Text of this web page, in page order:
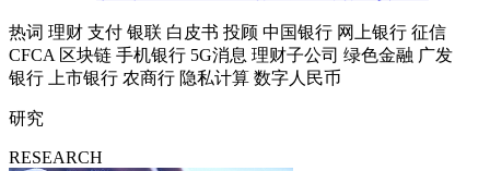
热词 理财 支付 银联 白皮书 投顾 中国银行 网上银行 征信
CFCA 区块链 手机银行 5G消息 理财子公司 绿色金融 广发
银行
上市银行 农商行 隐私计算 数字人民币
研究
RESEARCH